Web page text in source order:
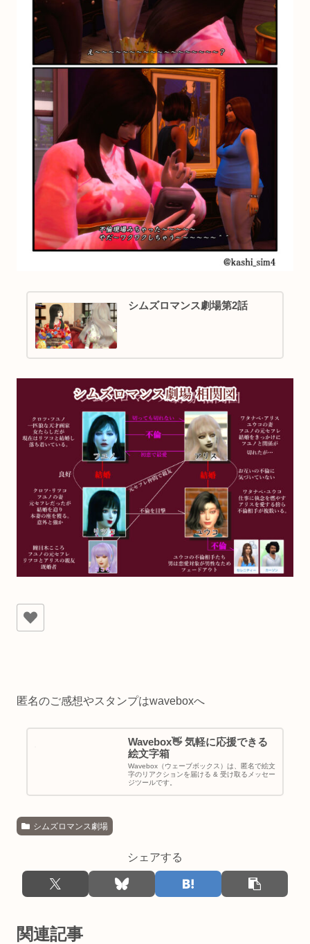
シムズロマンス劇場第2話
匿名のご感想やスタンプはwaveboxへ
Wavebox👋 気軽に応援できる
絵文字箱
Wavebox（ウェーブボックス）は、匿名で絵文
字のリアクションを届ける & 受け取るメッセー
ジツールです。
シムズロマンス劇場
シェアする
関連記事